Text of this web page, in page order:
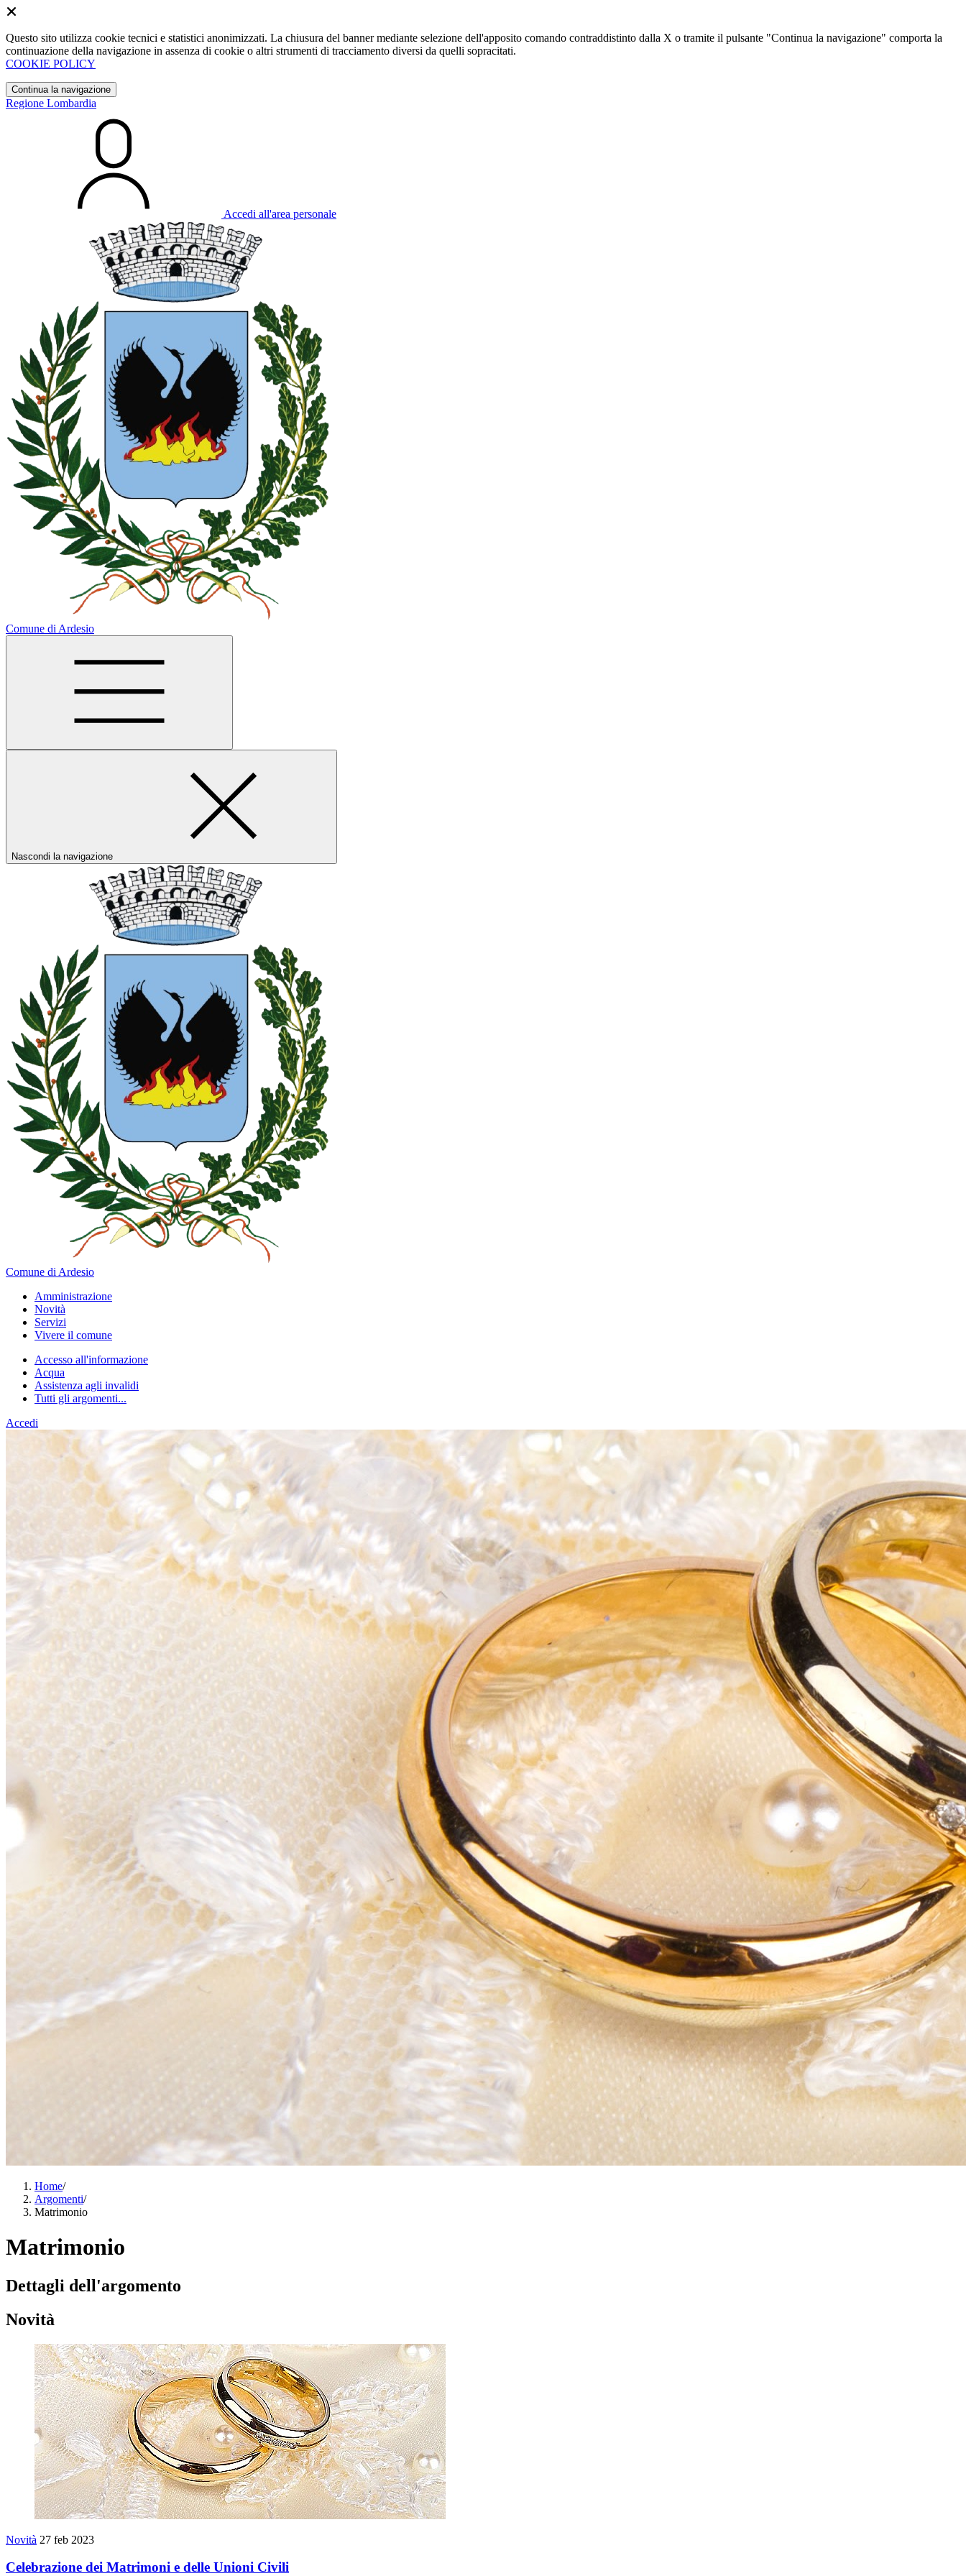
Questo sito utilizza cookie tecnici e statistici anonimizzati. La chiusura del banner mediante selezione dell'apposito comando contraddistinto dalla X o tramite il pulsante "Continua la navigazione" comporta la
continuazione della navigazione in assenza di cookie o altri strumenti di tracciamento diversi da quelli sopracitati.
COOKIE POLICY
Continua la navigazione
Regione Lombardia
Accedi all'area personale
Comune di Ardesio
Nascondi la navigazione
Comune di Ardesio
Amministrazione
Novità
Servizi
Vivere il comune
Accesso all'informazione
Acqua
Assistenza agli invalidi
Tutti gli argomenti...
Accedi
Home/
Argomenti/
Matrimonio
Matrimonio
Dettagli dell'argomento
Novità
Novità 27 feb 2023
Celebrazione dei Matrimoni e delle Unioni Civili